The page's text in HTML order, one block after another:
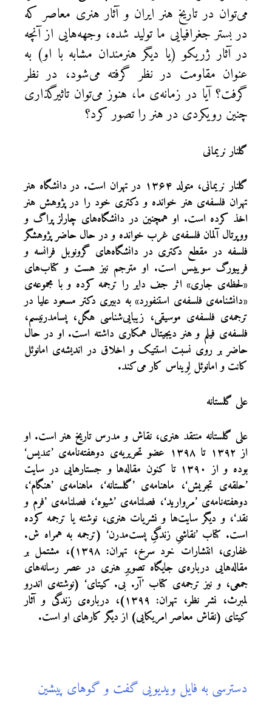
می‌توان در تاریخ هنر ایران و آثار هنری معاصر که
در بستر جغرافیایی ما تولید شده، وجهه‌هایی از آنچه
در آثار ژریکو (یا دیگر هنرمندان مشابه با او) به
عنوان مقاومت در نظر گرفته می‌شود، در نظر
گرفت؟ آیا در زمانه‌ی ما، هنوز می‌توان تاثیرگذاری
چنین رویکردی در هنر را تصور کرد؟‌
گلنار نریمانی
گلنار نریمانی، متولد ۱۳۶۴ در تهران است. در دانشگاه هنر
تهران فلسفه‌‌ی هنر خوانده و دکتری خود را در پژوهش هنر
اخذ کرده است. او همچنین در دانشگاه‌های چارلز پراگ و
ووپرتال آلمان فلسفه‌ی غرب خوانده و در حال حاضر پژوهشگر
فلسفه در مقطع دکتری در دانشگاه‌های گرونوبل فرانسه و
فریبورگ سوییس است. او مترجم نیز هست و کتاب‌های
«لحظه‌‌ی جاری» اثر جف دایر را ترجمه کرده و با مجموعه‌ی
«دانشنامه‌ی فلسفه‌ی استنفورد» به دبیری دکتر مسعود علیا در
ترجمه‌ی فلسفه‌ی موسیقی، زیبایی‌شناسی هگل، پسامدرنیسم،
فلسفه‌ی فیلم و هنر دیجیتال همکاری داشته است. او در حال
حاضر بر روی نسبت استتیک و اخلاق در اندیشه‌ی امانوئل
کانت و امانوئل لِویناس کار می‌کند.
علی گلستانه
علی گلستانه منتقد هنری، نقاش و مدرس تاریخ هنر است. او
از ۱۳۹۲ تا ۱۳۹۸ عضو تحریریه‌ی دوهفته‌نامه‌ی ’تندیس‘
بوده و از ۱۳۹۰ تا کنون مقاله‌ها و جستارهایی در سایت
’حلقه‌ی تجریش‘، ماهنامه‌ی ’گلستانه‘، ماهنامه‌ی ’هنگام‘،
دوهفته‌نامه‌ی ’مروارید‘، فصلنامه‌ی ’شیوه‘، فصلنامه‌ی ’فرم و
نقد‘، و دیگر سایت‌ها و نشریات هنری، نوشته یا ترجمه کرده
است. کتاب ’نقاشیِ زندگیِ پست‌مدرن‘ (ترجمه به همراه ش.
غفاری، انتشارات خرد سرخ، تهران: ۱۳۹۸)، مشتمل بر
مقاله‌هایی درباره‌ی جایگاه تصویرِ هنری در عصر رسانه‌های
جمعی، و نیز ترجمه‌ی کتاب ’آر. بی. کیتای‘ (نوشته‌ی اندرو
لمبرث، نشر نظر، تهران: ۱۳۹۹)، درباره‌ی زندگی و آثار
کیتای (نقاش معاصر امریکایی) از دیگر کارهای او است.
دسترسی به فایل ویدیویی گفت و گوهای پیشین